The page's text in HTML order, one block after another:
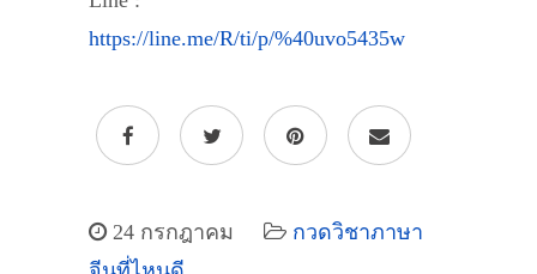
https://line.me/R/ti/p/%40uvo5435w
24 กรกฎาคม
กวดวิชาภาษา